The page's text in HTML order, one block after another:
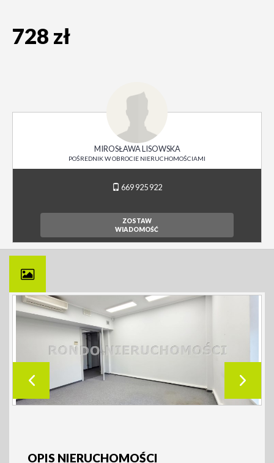
728 zł
MIROSŁAWA LISOWSKA
POŚREDNIK W OBROCIE NIERUCHOMOŚCIAMI
669 925 922
ZOSTAW
WIADOMOŚĆ
OPIS NIERUCHOMOŚCI